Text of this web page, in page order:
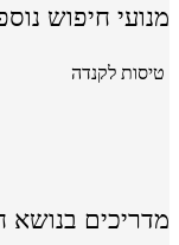
מנועי חיפוש
טיסות לקנדה
מדריכים בנושא